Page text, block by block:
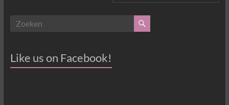
Like us on Facebook!